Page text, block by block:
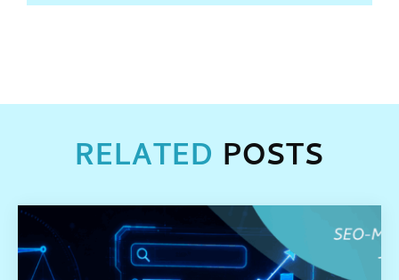
RELATED POSTS